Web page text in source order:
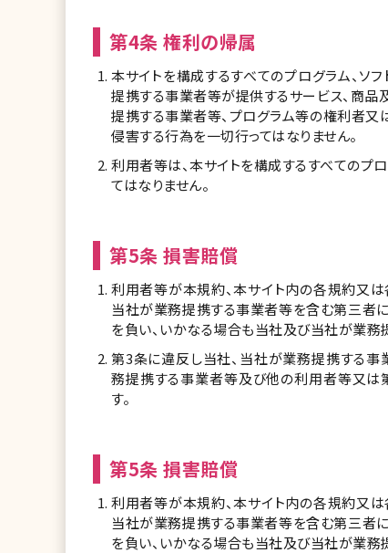
第4条 権利の帰属
本サイトを構成するすべてのプログラム、ソ
提携する事業者等が提供するサービス、商
提携する事業者等、プログラム等の権利者
侵害する行為を一切行ってはなりません。
利用者等は、本サイトを構成するすべてのプ
てはなりません。
第5条 損害賠償
利用者等が本規約、本サイト内の各規約又
当社が業務提携する事業者等を含む第三者
を負い、いかなる場合も当社及び当社が業務
第3条に違反し当社、当社が業務提携する
務提携する事業者等及び他の利用者等又は
す。
第5条 損害賠償
利用者等が本規約、本サイト内の各規約又
当社が業務提携する事業者等を含む第三者
を負い、いかなる場合も当社及び当社が業務